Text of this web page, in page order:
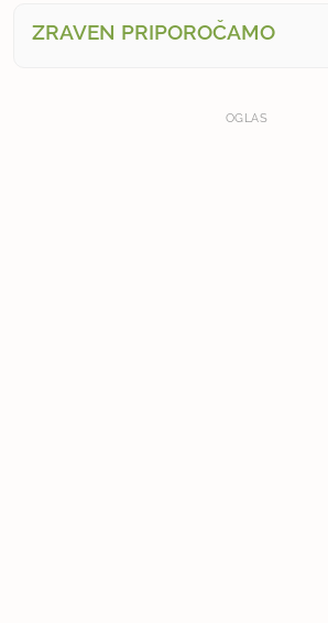
ZRAVEN PRIPOROČAMO
OGLAS